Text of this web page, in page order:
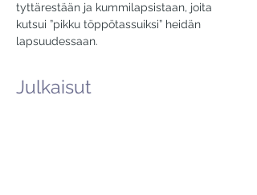
tyttärestään ja kummilapsistaan, joita
kutsui ”pikku töppötassuiksi” heidän
lapsuudessaan.
Julkaisut